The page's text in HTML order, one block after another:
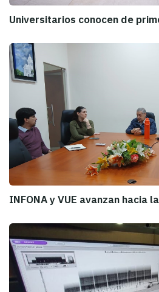
Universitarios conocen de
INFONA y VUE avanzan hacia